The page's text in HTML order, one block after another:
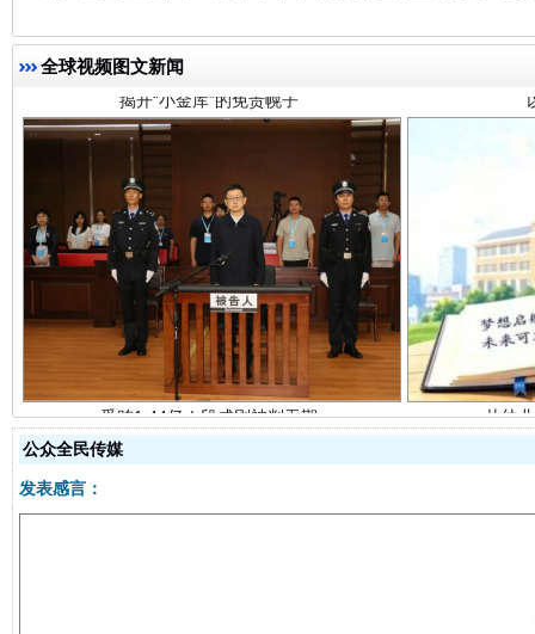
全球视频图文新闻
受贿1.44亿！段成刚被判无期 从幼
公众全民传媒
发表感言：